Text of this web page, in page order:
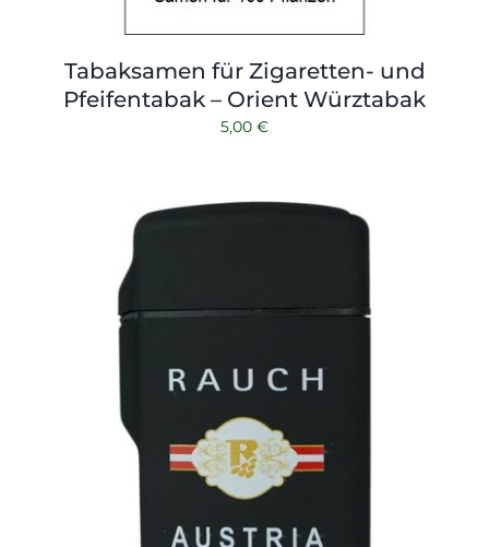
Tabaksamen für Zigaretten- und
Pfeifentabak – Orient Würztabak
5,00 €